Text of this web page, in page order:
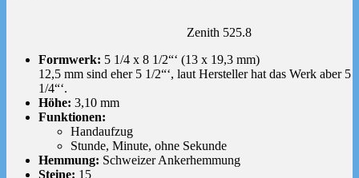
Zenith 525.8
Formwerk: 5 1/4 x 8 1/2“‘ (13 x 19,3 mm)
12,5 mm sind eher 5 1/2“‘, laut Hersteller hat das Werk aber 5
1/4“‘.
Höhe: 3,10 mm
Funktionen:
Handaufzug
Stunde, Minute, ohne Sekunde
Hemmung: Schweizer Ankerhemmung
Steine: 15